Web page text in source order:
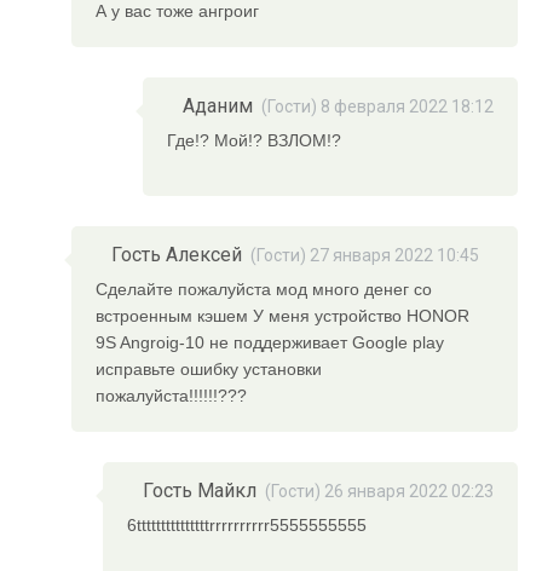
А у вас тоже ангроиг
Аданим (Гости) 8 февраля 2022 18:12
Где!? Мой!? ВЗЛОМ!?
Гость Алексей (Гости) 27 января 2022 10:45
Сделайте пожалуйста мод много денег со
встроенным кэшем У меня устройство HONOR
9S Angroig-10 не поддерживает Google play
исправьте ошибку установки
пожалуйста!!!!!!???
Гость Майкл (Гости) 26 января 2022 02:23
6tttttttttttttttrrrrrrrrrr5555555555